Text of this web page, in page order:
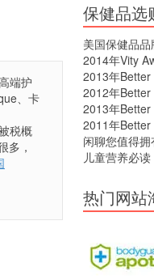
端护
、卡
税概
多，
保健品选
美国保健品
2014年Vity
2013年
2012年
2013年
2011年
闲聊您值得
儿童营养必读
热门网站